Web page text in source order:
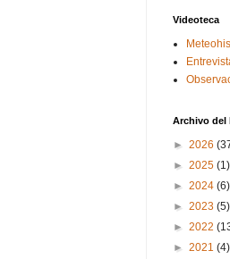
Videoteca
Archivo del
► 2026
► 2025 (1)
► 2024 (6)
► 2023 (5)
► 2022
► 2021 (4)